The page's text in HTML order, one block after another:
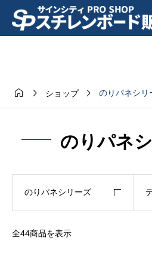
  ショップ  のりパネシリ
のりパネ
全44商品を表示
のりパネシリーズ